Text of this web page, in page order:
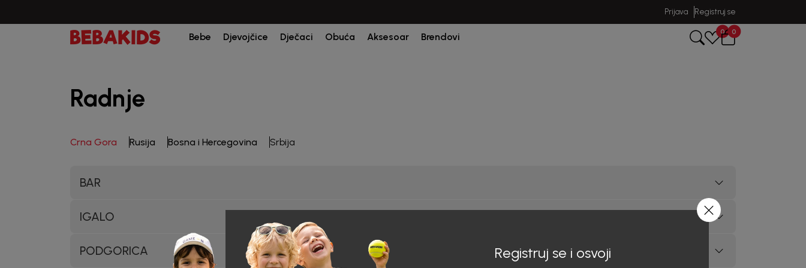
Prijava Registruj se
Bebe Djevojčice Dječaci Obuća Aksesoar Brendovi 0 0
Radnje
Crna Gora Rusija Bosna i Hercegovina Srbija
BAR
IGALO
PODGORICA Registruj se i osvoji